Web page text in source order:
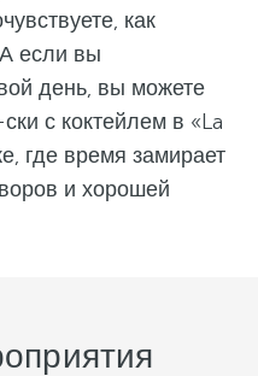
как
если вы
день, вы можете
с коктейлем в «La
где время замирает
и хорошей